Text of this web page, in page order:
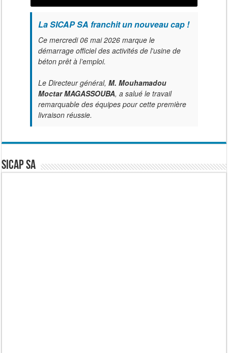
La SICAP SA franchit un nouveau cap !
Ce mercredi 06 mai 2026 marque le
démarrage officiel des activités de l'usine de
béton prêt à l’emploi.
Le Directeur général, M. Mouhamadou
Moctar MAGASSOUBA, a salué le travail
remarquable des équipes pour cette première
livraison réussie.
SICAP SA